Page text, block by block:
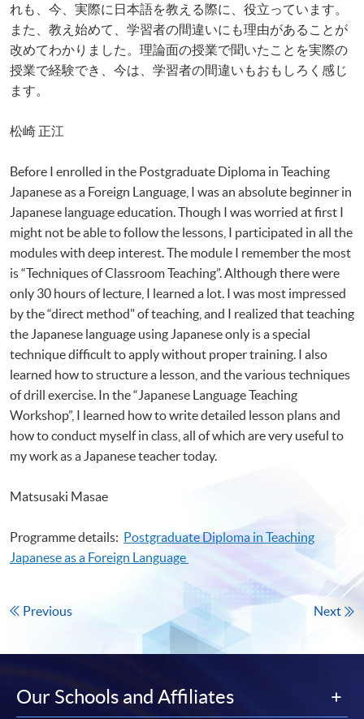
れも、今、実際に日本語を教える際に、役立っています。
また、教え始めて、学習者の間違いにも理由があることが
改めてわかりました。理論面の授業で聞いたことを実際の
授業で経験でき、今は、学習者の間違いもおもしろく感じ
ます。​
松崎 正江
Before I enrolled in the Postgraduate Diploma in Teaching
Japanese as a Foreign Language, I was an absolute beginner in
Japanese language education. Though I was worried at first I
might not be able to follow the lessons, I participated in all the
modules with deep interest. The module I remember the most
is “Techniques of Classroom Teaching”. Although there were
only 30 hours of lecture, I learned a lot. I was most impressed
by the “direct method" of teaching, and I realized that teaching
the Japanese language using Japanese only is a special
technique difficult to apply without proper training. I also
learned how to structure a lesson, and the various techniques
of drill exercise. In the “Japanese Language Teaching
Workshop”, I learned how to write detailed lesson plans and
how to conduct myself in class, all of which are very useful to
my work as a Japanese teacher today.
Matsusaki Masae
Programme details: Postgraduate Diploma in Teaching
Japanese as a Foreign Language
Previous Next
Our Schools and Affiliates